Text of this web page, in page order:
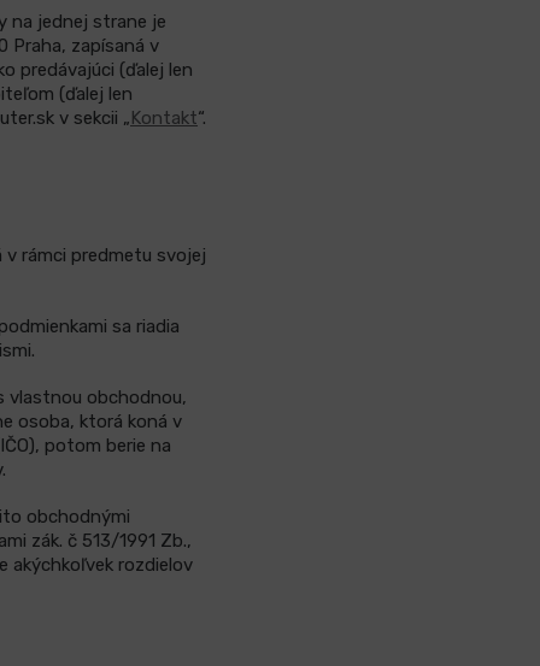
na jednej strane je
Praha, zapísaná v
predávajúci (ďalej len
(ďalej len
v sekcii „Kontakt“.
rámci predmetu svojej
sa riadia
vlastnou obchodnou,
osoba, ktorá koná v
potom berie na
obchodnými
zák. č 513/1991 Zb.,
akýchkoľvek rozdielov